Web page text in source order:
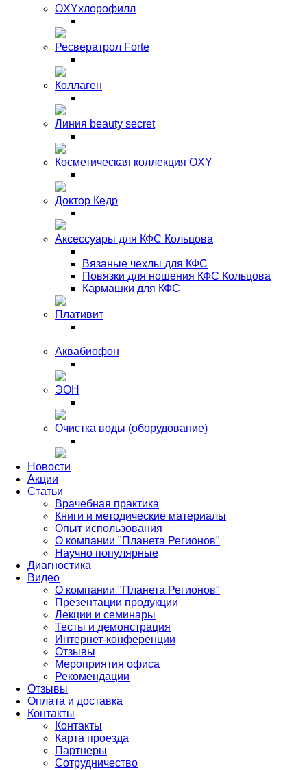
OXYхлорофилл
Ресвератрол Forte
Коллаген
Линия beauty secret
Косметическая коллекция OXY
Доктор Кедр
Аксессуары для КФС Кольцова
Вязаные чехлы для КФС
Повязки для ношения КФС Кольцова
Кармашки для КФС
Плативит
Аквабиофон
ЭОН
Очистка воды (оборудование)
Новости
Акции
Статьи
Врачебная практика
Книги и методические материалы
Опыт использования
О компании "Планета Регионов"
Научно популярные
Диагностика
Видео
О компании "Планета Регионов"
Презентации продукции
Лекции и семинары
Тесты и демонстрация
Интернет-конференции
Отзывы
Мероприятия офиса
Рекомендации
Отзывы
Оплата и доставка
Контакты
Контакты
Карта проезда
Партнеры
Сотрудничество